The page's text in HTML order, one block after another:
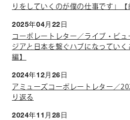
りをしていくのが僕の仕事です」【
2025年04月22日
コーポレートレター／ライブ・ビ
ジアと日本を繋ぐハブになってい
編】
2024年12月26日
アミューズコーポレートレター／
り返る
2024年11月28日